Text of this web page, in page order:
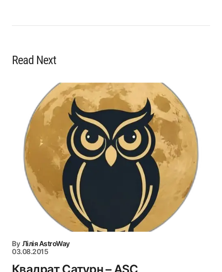
Read Next
By Лілія AstroWay
03.08.2015